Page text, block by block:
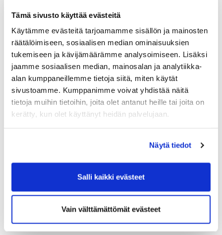
Tämä sivusto käyttää evästeitä
Käytämme evästeitä tarjoamamme sisällön ja mainosten
räätälöimiseen, sosiaalisen median ominaisuuksien
tukemiseen ja kävijämäärämme analysoimiseen. Lisäksi
jaamme sosiaalisen median, mainosalan ja analytiikka-
alan kumppaneillemme tietoja siitä, miten käytät
sivustoamme. Kumppanimme voivat yhdistää näitä
tietoja muihin tietoihin, joita olet antanut heille tai joita on
kerätty, kun olet käyttänyt heidän palvelujaan.
Näytä tiedot
Salli kaikki evästeet
Vain välttämättömät evästeet
Olen lukenut
tietosuojaselosteen
henkilötietojeni käsittelyn (*)
(*) Tieto on pakollinen